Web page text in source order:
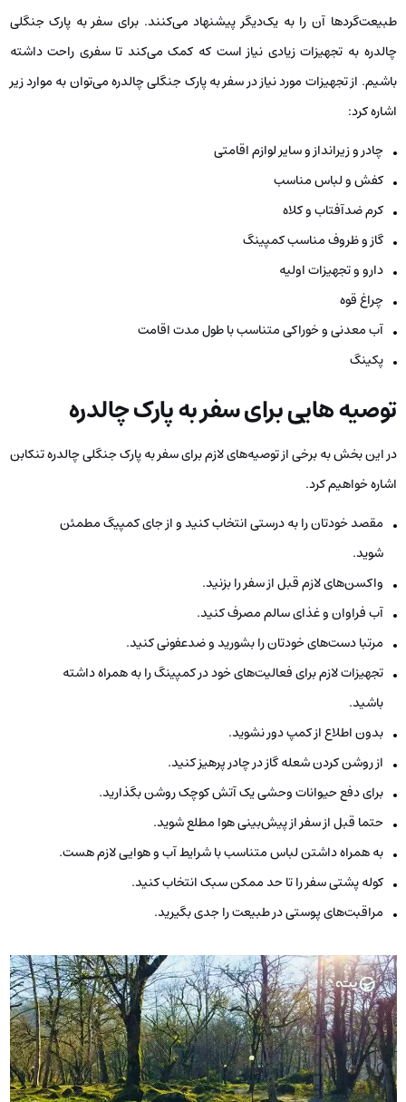
طبیعت‌گردها آن را به یک‌دیگر پیشنهاد می‌کنند. برای سفر به پارک جنگلی
چالدره به تجهیزات زیادی نیاز است که کمک می‌کند تا سفری راحت داشته
باشیم. از تجهیزات مورد نیاز در سفر به پارک جنگلی چالدره می‌توان به موارد زیر
اشاره کرد:
چادر و زیرانداز و سایر لوازم اقامتی
کفش و لباس مناسب
کرم ضدآفتاب و کلاه
گاز و ظروف مناسب کمپینگ
دارو و تجهیزات اولیه
چراغ قوه
آب معدنی و خوراکی متناسب با طول مدت اقامت
پکینگ
توصیه‌ هایی برای سفر به پارک چالدره
در این بخش به برخی از توصیه‌های لازم برای سفر به پارک جنگلی چالدره تنکابن
اشاره خواهیم کرد.
مقصد خودتان را به درستی انتخاب کنید و از جای کمپیگ مطمئن
شوید.
واکسن‌های لازم قبل از سفر را بزنید.
آب فراوان و غذای سالم مصرف کنید.
مرتبا دست‌های خودتان را بشورید و ضدعفونی کنید.
تجهیزات لازم برای فعالیت‌های خود در کمپینگ را به همراه داشته
باشید.
بدون اطلاع از کمپ دور نشوید.
از روشن کردن شعله گاز در چادر پرهیز کنید.
برای دفع حیوانات وحشی یک آتش کوچک روشن بگذارید.
حتما قبل از سفر از پیش‌بینی هوا مطلع شوید.
به همراه داشتن لباس متناسب با شرایط آب و هوایی لازم هست.
کوله پشتی سفر را تا حد ممکن سبک انتخاب کنید.
مراقبت‌های پوستی در طبیعت را جدی بگیرید.